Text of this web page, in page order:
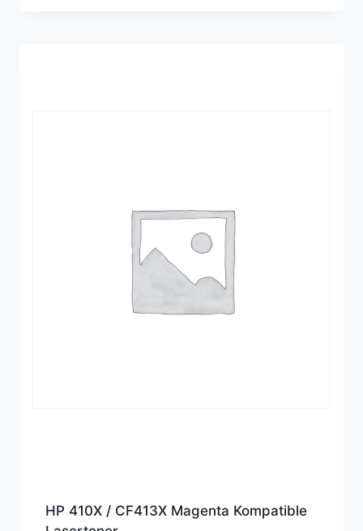
HP 410X / CF413X Magenta Kompatible